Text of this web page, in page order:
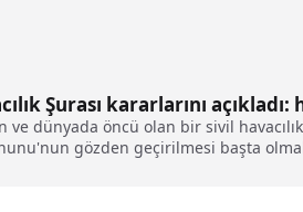
Şurası kararlarını açıkladı:
dünyada öncü olan bir sivil
gözden geçirilmesi başta